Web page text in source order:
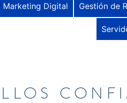
Marketing Digital Gestión de